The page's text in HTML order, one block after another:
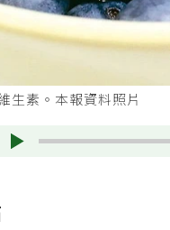
生素。本報資料照片